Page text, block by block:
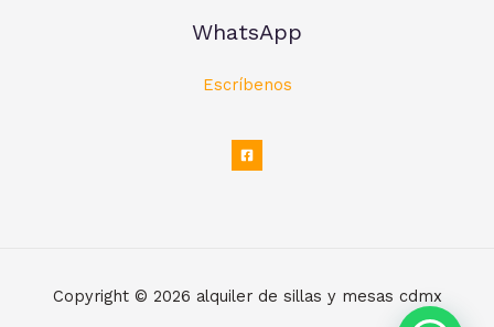
WhatsApp
Escríbenos
Copyright © 2026 alquiler de sillas y mesas cdmx